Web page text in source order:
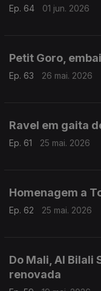
Ep. 64 01 jun. 2026
Petit Goro,
Ep. 63 26 mai. 2026
Ravel em gaita
Ep. 61 25 mai. 2026
Homenagem a
Ep. 62 25 mai. 2026
Do Mali, Al Bilali
renovada